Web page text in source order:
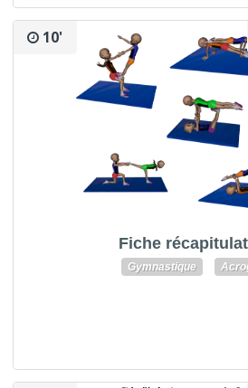
10'
Fiche
Gymnastique